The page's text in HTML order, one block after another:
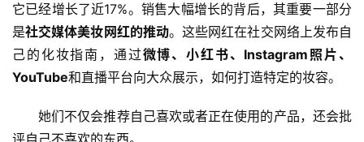
它已经增长了近17%。销售大幅增长的背后，其重要一部分
是社交媒体美妆网红的推动。这些网红在社交网络上发布自
己的化妆指南，通过微博、小红书、Instagram照片、
YouTube和直播平台向大众展示，如何打造特定的妆容。
她们不仅会推荐自己喜欢或者正在使用的产品，还会批